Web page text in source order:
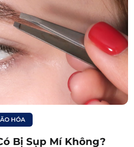
tuổi bắt đầu xuất hiện dấu
mắt nhưng chưa muốn
thiện vẻ ngoài tươi trẻ hơn
phẫu thuật hay xâm lấn
kiện sức khỏe để phẫu
da.
bệnh huyết áp cao, tiểu
HÓA
Bị Sụp Mí Không?